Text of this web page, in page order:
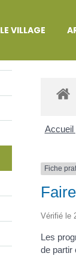
LE VILLAGE
Accueil
Fiche
Vérifié le
Les
de partir